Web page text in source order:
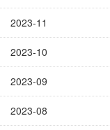
2023-11
2023-10
2023-09
2023-08